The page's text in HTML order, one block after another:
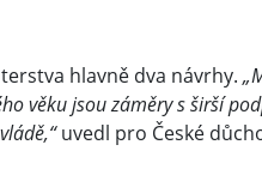
hlavně dva návrhy.
věku jsou záměry s širší
uvedl pro České